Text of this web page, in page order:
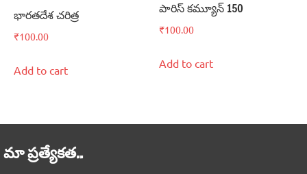
భారతదేశ చరిత్ర
₹100.00
Add to cart
పారిస్‌ కమ్యూన్‌ 150
₹100.00
Add to cart
మా ప్రత్యేకత..